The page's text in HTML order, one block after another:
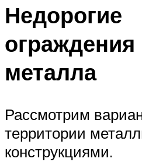
Недорогие
ограждения
металла
Рассмотрим
территории
конструкциями.